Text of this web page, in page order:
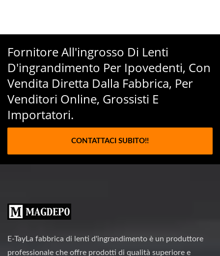
Fornitore All'ingrosso Di Lenti
D'ingrandimento Per Ipovedenti, Con
Vendita Diretta Dalla Fabbrica, Per
Venditori Online, Grossisti E
Importatori.
CONTATTACI SUBITO!!
E-TayLa fabbrica di lenti d'ingrandimento è un produttore
professionale che offre prodotti di qualità superiore e